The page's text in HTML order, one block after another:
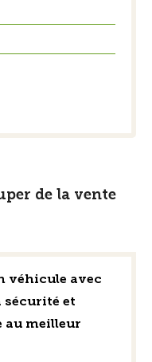
de la vente
véhicule avec
sécurité et
au meilleur